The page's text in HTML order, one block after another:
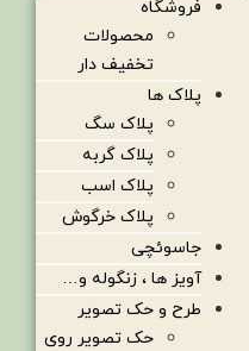
فروشگاه
محصولات
تخفیف دار
پلاک ها
پلاک سگ
پلاک گربه
پلاک اسب
پلاک خرگوش
جاسوئچی
آویز ها ، زنگوله و…
طرح و حک تصویر
حک تصویر روی